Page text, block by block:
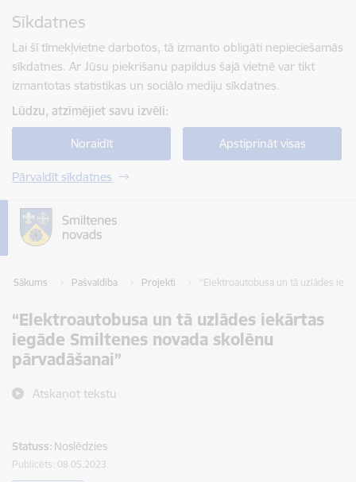
Sīkdatnes
Lai šī tīmekļvietne darbotos, tā izmanto obligāti nepieciešamās
sīkdatnes. Ar Jūsu piekrišanu papildus šajā vietnē var tikt
izmantotas statistikas un sociālo mediju sīkdatnes.
Lūdzu, atzīmējiet savu izvēli:
Noraidīt Apstiprināt visas
Pārvaldīt sīkdatnes
Sākums Pašvaldība Projekti “Elektroautobusa un tā uzlādes
“Elektroautobusa un tā uzlādes iekārtas
iegāde Smiltenes novada skolēnu
pārvadāšanai”
Atskaņot tekstu
Statuss: Noslēdzies
Publicēts: 08.05.2023.